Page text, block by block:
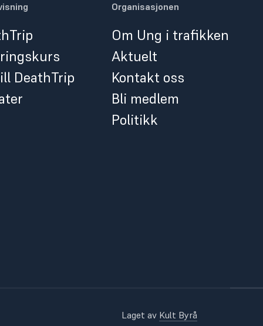
DeathTrip
Organisasjonen
Om Ung i trafikken
Aktuelt
Kontakt oss
Bli medlem
Politikk
Laget av Kult Byrå